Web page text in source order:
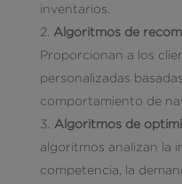
inventarios.
Algoritmos de
Proporcionan a los
personalizadas
comportamiento de
Algoritmos de
algoritmos analizan la
competencia, la